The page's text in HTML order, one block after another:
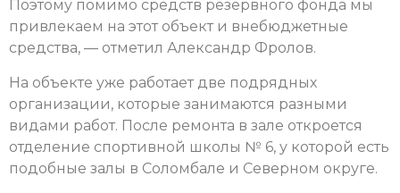
Поэтому помимо средств резервного фонда мы
привлекаем на этот объект и внебюджетные
средства, — отметил Александр Фролов.
На объекте уже работает две подрядных
организации, которые занимаются разными
видами работ. После ремонта в зале откроется
отделение спортивной школы № 6, у которой есть
подобные залы в Соломбале и Северном округе.